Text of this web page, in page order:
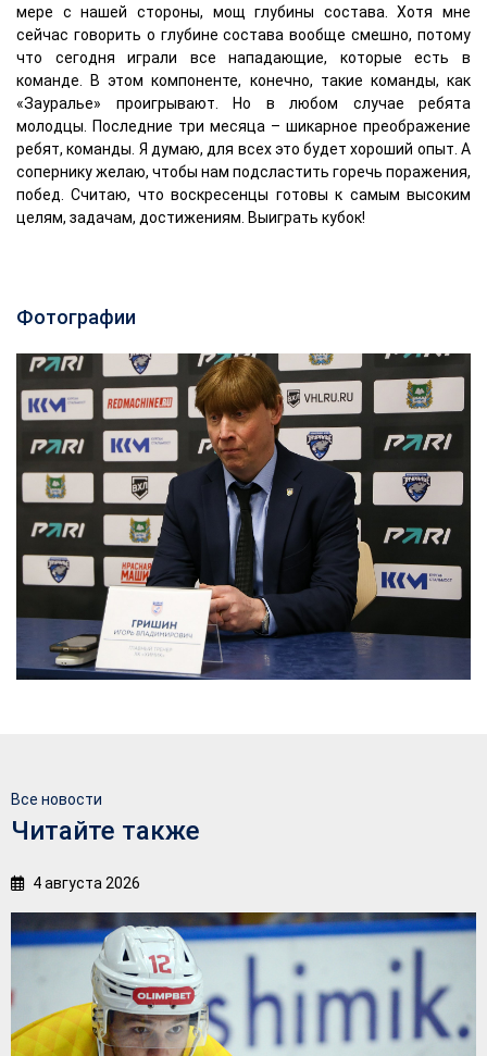
мере с нашей стороны, мощ глубины состава. Хотя мне
сейчас говорить о глубине состава вообще смешно, потому
что сегодня играли все нападающие, которые есть в
команде. В этом компоненте, конечно, такие команды, как
«Зауралье» проигрывают. Но в любом случае ребята
молодцы. Последние три месяца – шикарное преображение
ребят, команды. Я думаю, для всех это будет хороший опыт. А
сопернику желаю, чтобы нам подсластить горечь поражения,
побед. Считаю, что воскресенцы готовы к самым высоким
целям, задачам, достижениям. Выиграть кубок!
Фотографии
Все новости
Читайте также
4 августа 2026